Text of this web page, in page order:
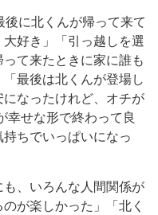
に北くんが帰って来て
好き」「引っ越しを選
て来たときに家に誰も
最後は北くんが登場し
なったけれど、オチが
幸せな形で終わって良
ちでいっぱいになっ
、いろんな人間関係が
が楽しかった」「北く